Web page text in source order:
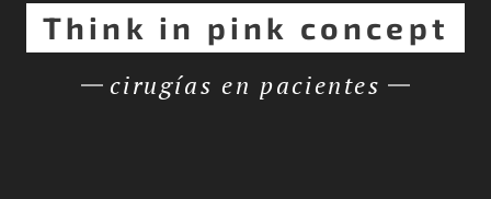
Think in pink concept
cirugías en pacientes